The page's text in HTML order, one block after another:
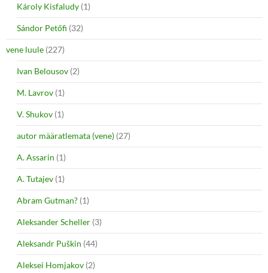
Károly Kisfaludy (1)
Sándor Petőfi (32)
vene luule (227)
Ivan Belousov (2)
M. Lavrov (1)
V. Shukov (1)
autor määratlemata (vene) (27)
A. Assarin (1)
A. Tutajev (1)
Abram Gutman? (1)
Aleksander Scheller (3)
Aleksandr Puškin (44)
Aleksei Homjakov (2)